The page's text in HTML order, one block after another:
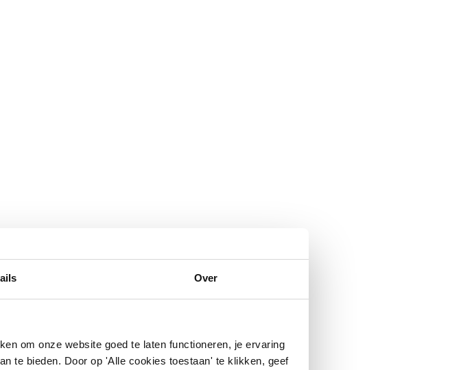
Over
om onze website goed te laten functioneren, je ervaring
te bieden. Door op 'Alle cookies toestaan' te klikken, geef